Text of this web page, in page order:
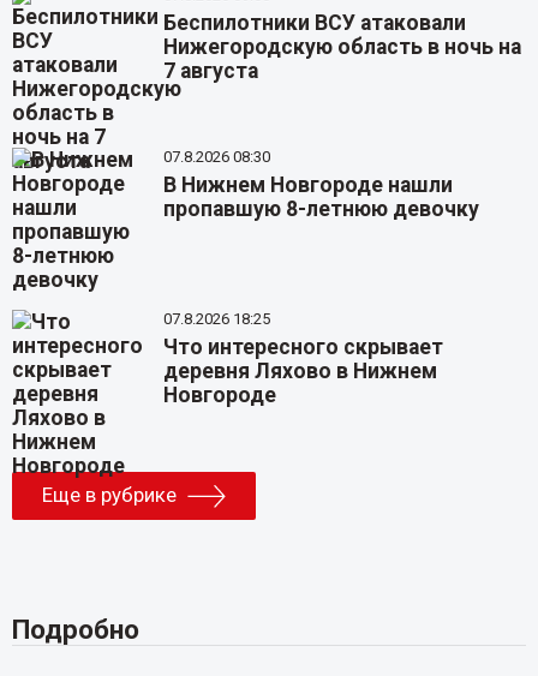
Беспилотники ВСУ атаковали
Нижегородскую область в ночь на
7 августа
07.8.2026 08:30
В Нижнем Новгороде нашли
пропавшую 8-летнюю девочку
07.8.2026 18:25
Что интересного скрывает
деревня Ляхово в Нижнем
Новгороде
Еще в рубрике
Подробно